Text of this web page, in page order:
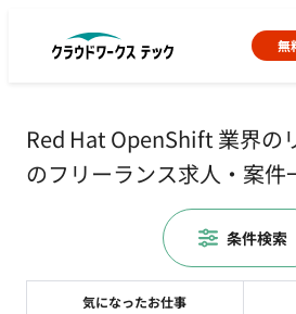
無
Red Hat OpenShift 業界の
のフリーランス求人・案件
気になったお仕事
条件検索